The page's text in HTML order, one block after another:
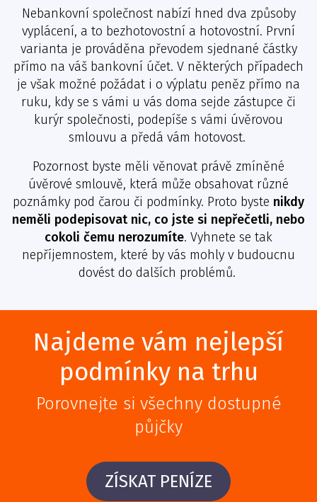
Nebankovní společnost nabízí hned dva způsoby
vyplácení, a to bezhotovostní a hotovostní. První
varianta je prováděna převodem sjednané částky
přímo na váš bankovní účet. V některých případech
je však možné požádat i o výplatu peněz přímo na
ruku, kdy se s vámi u vás doma sejde zástupce či
kurýr společnosti, podepíše s vámi úvěrovou
smlouvu a předá vám hotovost.
Pozornost byste měli věnovat právě zmíněné
úvěrové smlouvě, která může obsahovat různé
poznámky pod čarou či podmínky. Proto byste nikdy
neměli podepisovat nic, co jste si nepřečetli, nebo
cokoli čemu nerozumíte. Vyhnete se tak
nepříjemnostem, které by vás mohly v budoucnu
dovést do dalších problémů.
Najdeme vám nejlepší
podmínky na trhu
Porovnejte si všechny dostupné
půjčky
ZÍSKAT PENÍZE